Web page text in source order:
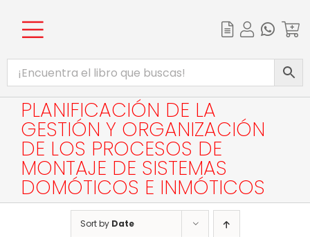
contentToggle
NavigationCATÁLOGO
EBOOKS
PROMOCIONES
BIBLIOTECA DIGITAL
COMPLEMENTOS WEB
PLANIFICACIÓN DE LA
GESTIÓN Y ORGANIZACIÓN
DE LOS PROCESOS DE
MONTAJE DE SISTEMAS
DOMÓTICOS E INMÓTICOS
Sort by Date